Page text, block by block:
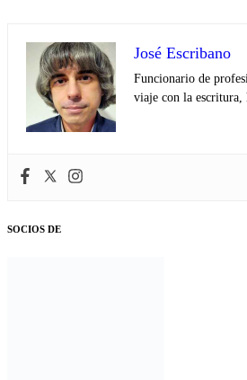
José Escribano
Funcionario de
viaje con la escritura,
SOCIOS DE